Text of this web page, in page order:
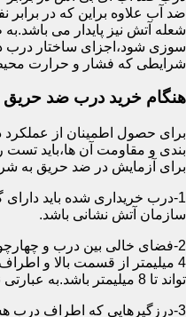
ضد آب علاوه براین که در برابر
شعله آتش نیز پایدار می
سوزی شود،اجزای ساختار درب
شرایطی که فشار و حرارت
هنگام خرید درب ضد حریق
برای حصول اطمینان از
برای آزمایش در ضد حریق به
1-درب خریداری شده باید دارای
سازمان آتش نشانی باشد.
2-فضای خالی بین درب و
4 میلیمتر از قسمت بالا و
تواند تا 8 میلیمتر باشد.به عبارتی نور نباید از پایین درب درز نماید.
3-درزگیرهایی که اطراف درب